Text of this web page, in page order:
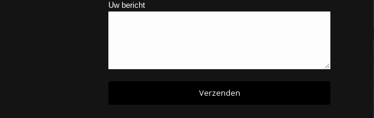
Uw bericht